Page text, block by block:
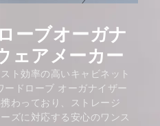
ーブオーガナ
ェアメーカー
ト効率の高いキャビネット
ドローブ オーガナイザー
わっており、ストレージ
ズに対応する安心のワンス